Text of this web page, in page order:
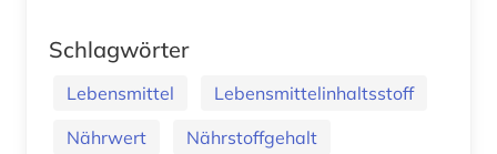
Schlagwörter
Lebensmittel
Lebensmittelinhaltsstoff
Nährwert
Nährstoffgehalt